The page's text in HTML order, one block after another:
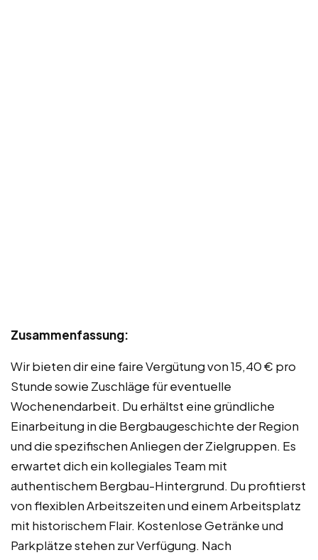
Zusammenfassung:
Wir bieten dir eine faire Vergütung von 15,40 € pro
Stunde sowie Zuschläge für eventuelle
Wochenendarbeit. Du erhältst eine gründliche
Einarbeitung in die Bergbaugeschichte der Region
und die spezifischen Anliegen der Zielgruppen. Es
erwartet dich ein kollegiales Team mit
authentischem Bergbau-Hintergrund. Du profitierst
von flexiblen Arbeitszeiten und einem Arbeitsplatz
mit historischem Flair. Kostenlose Getränke und
Parkplätze stehen zur Verfügung. Nach